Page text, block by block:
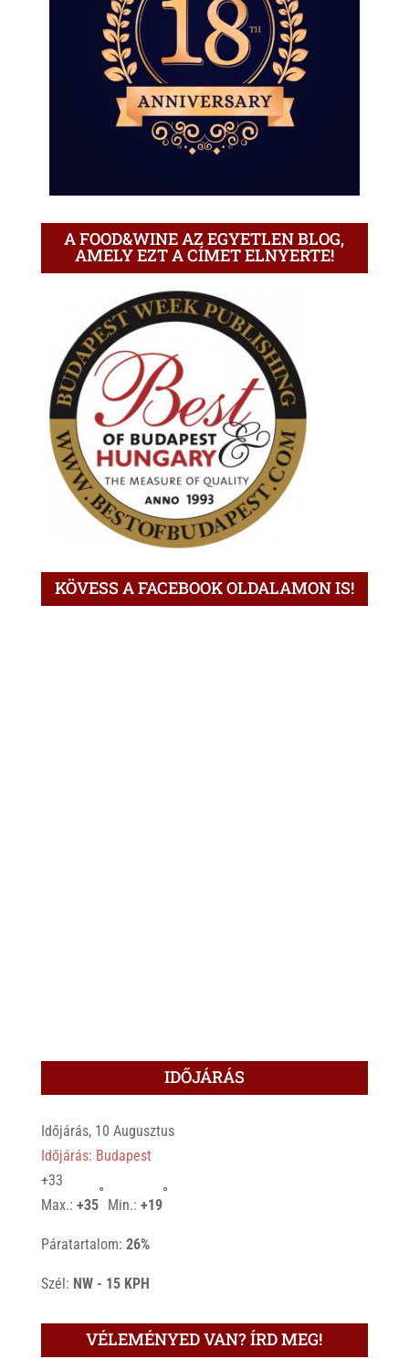
A FOOD&WINE AZ EGYETLEN BLOG,
AMELY EZT A CÍMET ELNYERTE!
KÖVESS A FACEBOOK OLDALAMON IS!
IDŐJÁRÁS
Időjárás, 10 Augusztus
Időjárás: Budapest
+33
Max.: +35
°
Min.: +19
°
Páratartalom: 26%
Szél: NW - 15 KPH
VÉLEMÉNYED VAN? ÍRD MEG!